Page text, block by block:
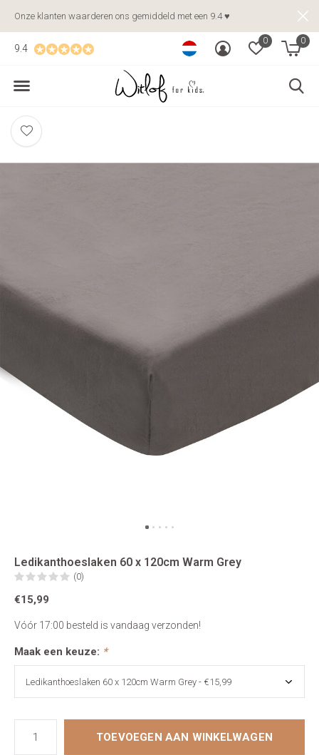
0 0
9.4
Onze klanten waarderen ons gemiddeld met een 9.4 ♥
Ledikanthoeslaken 60 x 120cm Warm Grey
(0)
€15,99
Vóór 17:00 besteld is vandaag verzonden!
Maak een keuze: *
TOEVOEGEN AAN WINKELWAGEN